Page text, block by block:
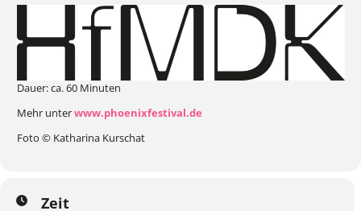
Dauer: ca. 60 Minuten
Mehr unterwww.phoenixfestival.de
Foto © Katharina Kurschat
Zeit